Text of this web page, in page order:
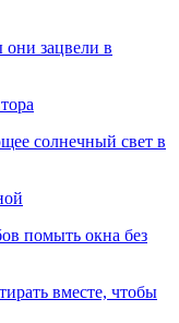
они зацвели в
солнечный свет в
помыть окна без
вместе, чтобы